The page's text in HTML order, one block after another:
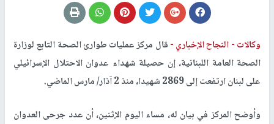
وكالات -النجاح الإخباري -قال مركز عمليات طوارئ الصحة التابع لوزارة
الصحة العامة اللبنانية، إن حصيلة شهداء عدوان الاحتلال الإسرائيلي
على لبنان ارتفعت إلى 2869 شهيدا، منذ 2 آذار/ مارس الماضي
.
وأوضح المركز في بيان له، مساء اليوم الإثنين، أن عدد جرحى العدوان